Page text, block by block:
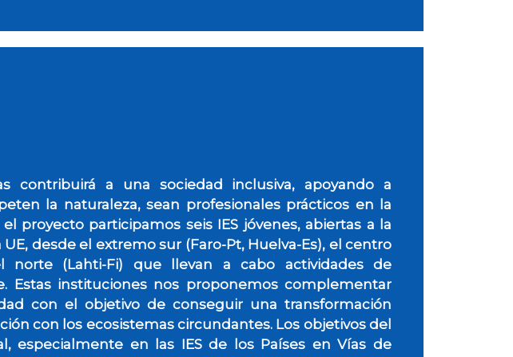
contribuirá a una sociedad inclusiva, apoyando a
la naturaleza, sean profesionales prácticos en la
proyecto participamos seis IES jóvenes, abiertas a la
desde el extremo sur (Faro-Pt, Huelva-Es), el centro
norte (Lahti-Fi) que llevan a cabo actividades de
Estas instituciones nos proponemos complementar
con el objetivo de conseguir una transformación
con los ecosistemas circundantes. Los objetivos del
especialmente en las IES de los Países en Vías de